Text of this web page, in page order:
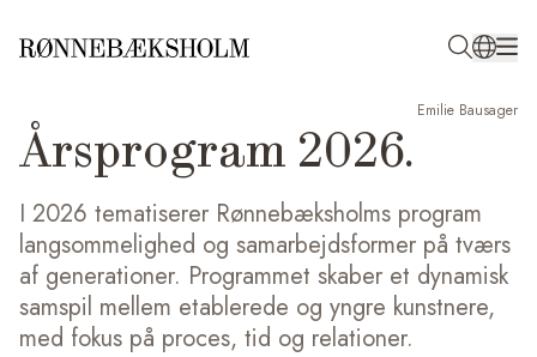
Emilie Bausager
Årsprogram 2026.
I 2026 tematiserer Rønnebæksholms program
langsommelighed og samarbejdsformer på tværs
af generationer. Programmet skaber et dynamisk
samspil mellem etablerede og yngre kunstnere,
med fokus på proces, tid og relationer.